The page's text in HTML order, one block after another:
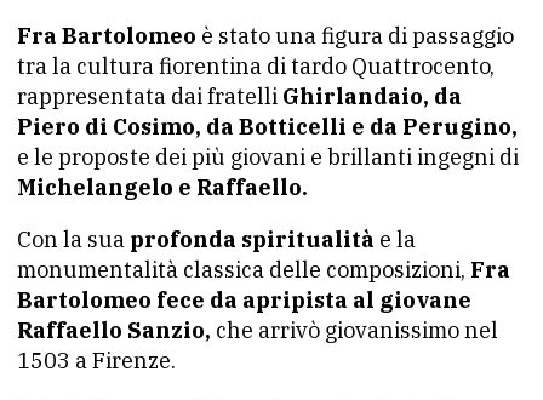
Fra Bartolomeo è stato una figura di passaggio
tra la cultura fiorentina di tardo Quattrocento,
rappresentata dai fratelli Ghirlandaio, da
Piero di Cosimo, da Botticelli e da Perugino,
e le proposte dei più giovani e brillanti ingegni di
Michelangelo e Raffaello.
Con la sua profonda spiritualità e la
monumentalità classica delle composizioni, Fra
Bartolomeo fece da apripista al giovane
Raffaello Sanzio, che arrivò giovanissimo nel
1503 a Firenze.